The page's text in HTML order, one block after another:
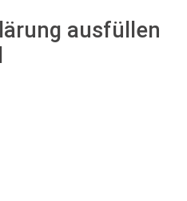
ausfüllen